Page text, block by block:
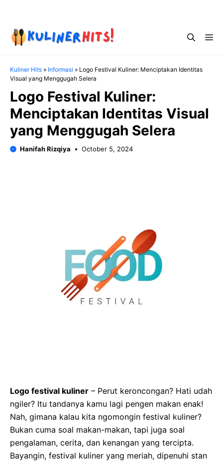
content
Kuliner Hits » Informasi » Logo Festival Kuliner: Menciptakan Identitas
Visual yang Menggugah Selera
Logo Festival Kuliner:
Menciptakan Identitas Visual
yang Menggugah Selera
Hanifah Rizqiya October 5, 2024
Logo festival kuliner – Perut keroncongan? Hati udah
ngiler? Itu tandanya kamu lagi pengen makan enak!
Nah, gimana kalau kita ngomongin festival kuliner?
Bukan cuma soal makan-makan, tapi juga soal
pengalaman, cerita, dan kenangan yang tercipta.
Bayangin, festival kuliner yang meriah, dipenuhi stan